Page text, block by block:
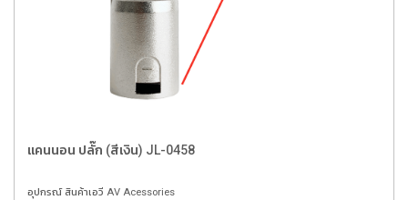
แคนนอน ปลั๊ก (สีเงิน) JL-0458
อุปกรณ์ สินค้าเอวี AV Acessories